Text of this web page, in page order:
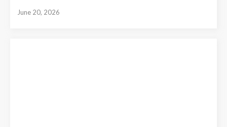
June 20, 2026